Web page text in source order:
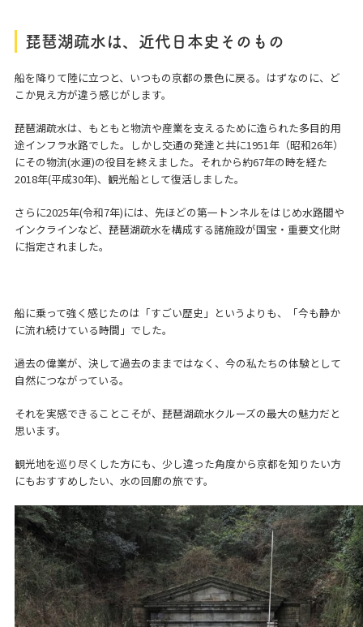
琵琶湖疏水は、近代日本史そのもの
船を降りて陸に立つと、いつもの京都の景色に戻る。はずなのに、ど
こか見え方が違う感じがします。
琵琶湖疏水は、もともと物流や産業を支えるために造られた多目的用
途インフラ水路でした。しかし交通の発達と共に1951年（昭和26年）
にその物流(水運)の役目を終えました。それから約67年の時を経た
2018年(平成30年)、観光船として復活しました。
さらに2025年(令和7年)には、先ほどの第一トンネルをはじめ水路閣や
インクラインなど、琵琶湖疏水を構成する諸施設が国宝・重要文化財
に指定されました。
船に乗って強く感じたのは「すごい歴史」というよりも、「今も静か
に流れ続けている時間」でした。
過去の偉業が、決して過去のままではなく、今の私たちの体験として
自然につながっている。
それを実感できることこそが、琵琶湖疏水クルーズの最大の魅力だと
思います。
観光地を巡り尽くした方にも、少し違った角度から京都を知りたい方
にもおすすめしたい、水の回廊の旅です。